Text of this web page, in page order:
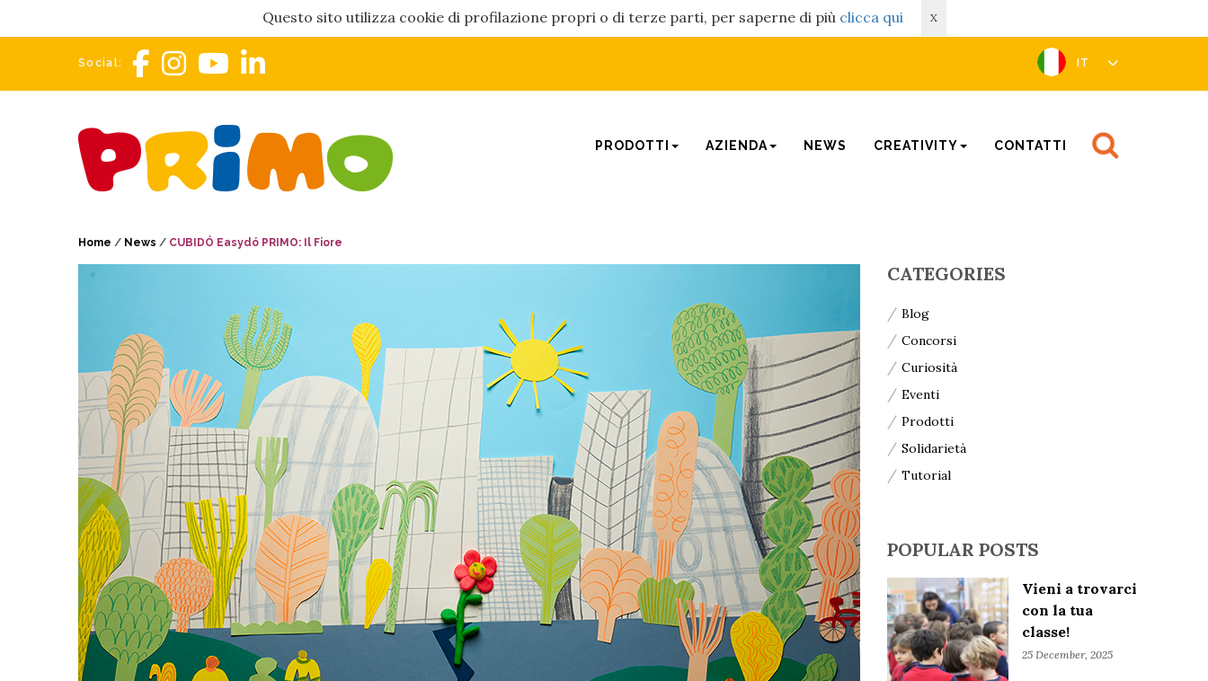
Questo sito utilizza cookie di profilazione propri o di terze parti, per saperne di più clicca qui X
Social: IT
PRODOTTI AZIENDA NEWS CREATIVITY CONTATTI
Home / News / CUBIDÓ Easydó PRIMO: Il Fiore
CATEGORIES
Blog
Concorsi
Curiosità
Eventi
Prodotti
Solidarietà
Tutorial
POPULAR POSTS
Vieni a trovarci
con la tua
classe!
25 December, 2025